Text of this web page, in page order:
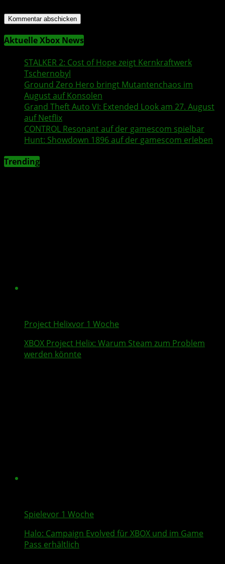
Aktuelle Xbox News
STALKER 2: Cost of Hope zeigt Kernkraftwerk
Tschernobyl
Ground Zero Hero bringt Mutantenchaos im
August auf Konsolen
Grand Theft Auto VI: Extended Look am 27. August
aufNetflix
CONTROL Resonantauf der gamescom spielbar
Hunt: Showdown 1896auf der gamescom erleben
Trending
Project Helixvor 1 Woche
XBOX Project Helix: Warum Steam zum Problem
werden könnte
Spielevor 1 Woche
Halo: Campaign Evolved für XBOX und im Game
Pass erhältlich